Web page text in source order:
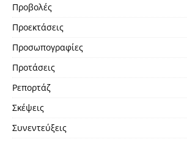
Προβολές
Προεκτάσεις
Προσωπογραφίες
Προτάσεις
Ρεπορτάζ
Σκέψεις
Συνεντεύξεις